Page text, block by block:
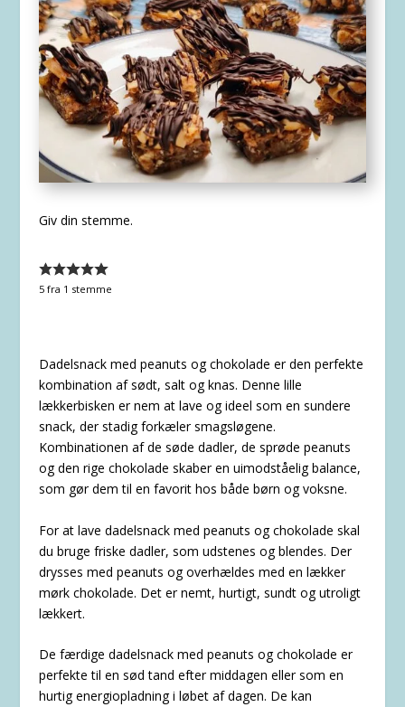
Giv din stemme.
5fra 1 stemme
Dadelsnack med peanuts og chokolade er den perfekte
kombination af sødt, salt og knas. Denne lille
lækkerbisken er nem at lave og ideel som en sundere
snack, der stadig forkæler smagsløgene.
Kombinationen af de søde dadler, de sprøde peanuts
og den rige chokolade skaber en uimodståelig balance,
som gør dem til en favorit hos både børn og voksne.
For at lave dadelsnack med peanuts og chokolade skal
du bruge friske dadler, som udstenes og blendes. Der
drysses med peanuts og overhældes med en lækker
mørk chokolade. Det er nemt, hurtigt, sundt og utroligt
lækkert.
De færdige dadelsnack med peanuts og chokolade er
perfekte til en sød tand efter middagen eller som en
hurtig energiopladning i løbet af dagen. De kan